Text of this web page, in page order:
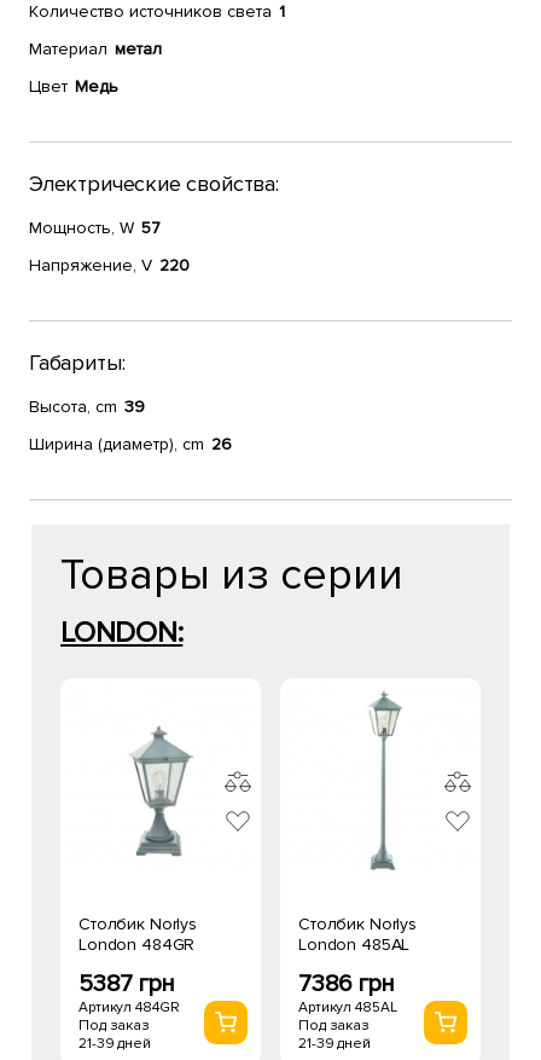
Количество источников света 1
Материал метал
Цвет Медь
Электрические свойства:
Мощность, W 57
Напряжение, V 220
Габариты:
Высота, cm 39
Ширина (диаметр), cm 26
Товары из серии
LONDON:
Столбик Norlys
London 484GR
5387 грн
Артикул 484GR
Под заказ
21-39 дней
Столбик Norlys
London 485AL
7386 грн
Артикул 485AL
Под заказ
21-39 дней